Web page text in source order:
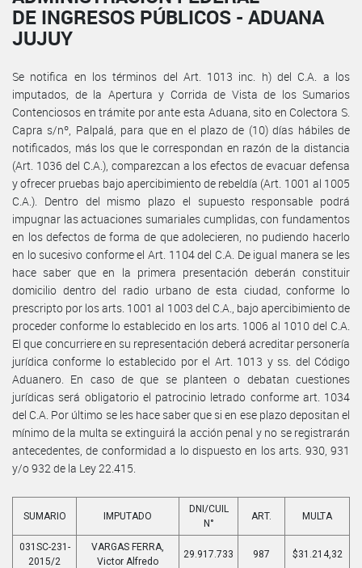
DE INGRESOS PÚBLICOS - ADUANA
JUJUY
Se notifica en los términos del Art. 1013 inc. h) del C.A. a los
imputados, de la Apertura y Corrida de Vista de los Sumarios
Contenciosos en trámite por ante esta Aduana, sito en Colectora S.
Capra s/nº, Palpalá, para que en el plazo de (10) días hábiles de
notificados, más los que le correspondan en razón de la distancia
(Art. 1036 del C.A.), comparezcan a los efectos de evacuar defensa
y ofrecer pruebas bajo apercibimiento de rebeldía (Art. 1001 al 1005
C.A.). Dentro del mismo plazo el supuesto responsable podrá
impugnar las actuaciones sumariales cumplidas, con fundamentos
en los defectos de forma de que adolecieren, no pudiendo hacerlo
en lo sucesivo conforme el Art. 1104 del C.A. De igual manera se les
hace saber que en la primera presentación deberán constituir
domicilio dentro del radio urbano de esta ciudad, conforme lo
prescripto por los arts. 1001 al 1003 del C.A., bajo apercibimiento de
proceder conforme lo establecido en los arts. 1006 al 1010 del C.A.
El que concurriere en su representación deberá acreditar personería
jurídica conforme lo establecido por el Art. 1013 y ss. del Código
Aduanero. En caso de que se planteen o debatan cuestiones
jurídicas será obligatorio el patrocinio letrado conforme art. 1034
del C.A. Por último se les hace saber que si en ese plazo depositan el
mínimo de la multa se extinguirá la acción penal y no se registrarán
antecedentes, de conformidad a lo dispuesto en los arts. 930, 931
y/o 932 de la Ley 22.415.
SUMARIO IMPUTADO
DNI/CUIL
N°
ART. MULTA
031SC-231-
2015/2
VARGAS FERRA,
Victor Alfredo
29.917.733 987 $31.214,32